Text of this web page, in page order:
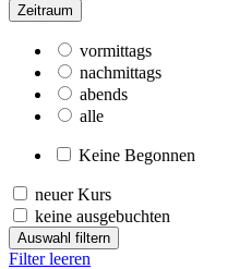
Zeitraum
vormittags
nachmittags
abends
alle
Keine Begonnen
neuer Kurs
keine ausgebuchten
Auswahl filtern
Filter leeren